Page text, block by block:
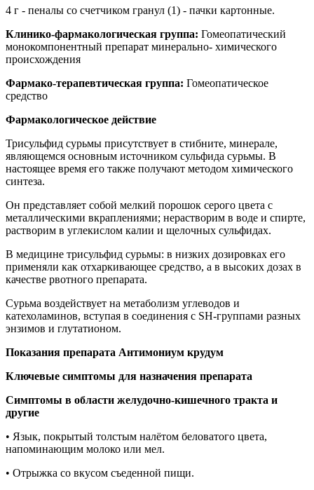
4 г - пеналы со счетчиком гранул (1) - пачки картонные.
Клинико-фармакологическая группа: Гомеопатический
монокомпонентный препарат минерально- химического
происхождения
Фармако-терапевтическая группа: Гомеопатическое
средство
Фармакологическое действие
Трисульфид сурьмы присутствует в стибните, минерале,
являющемся основным источником сульфида сурьмы. В
настоящее время его также получают методом химического
синтеза.
Он представляет собой мелкий порошок серого цвета с
металлическими вкраплениями; нерастворим в воде и спирте,
растворим в углекислом калии и щелочных сульфидах.
В медицине трисульфид сурьмы: в низких дозировках его
применяли как отхаркивающее средство, а в высоких дозах в
качестве рвотного препарата.
Сурьма воздействует на метаболизм углеводов и
катехоламинов, вступая в соединения с SH-группами разных
энзимов и глутатионом.
Показания препарата Антимониум крудум
Ключевые симптомы для назначения препарата
Симптомы в области желудочно-кишечного тракта и
другие
• Язык, покрытый толстым налётом беловатого цвета,
напоминающим молоко или мел.
• Отрыжка со вкусом съеденной пищи.